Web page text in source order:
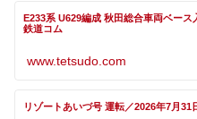
E233系 U629編成 秋田総合車両ベー
鉄道コム
www.tetsudo.com
リゾートあいづ号 運転／2026年7月31